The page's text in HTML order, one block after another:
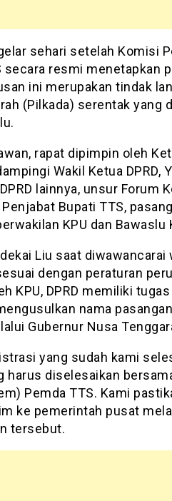
sehari setelah Komisi
secara resmi menetapkan
ini merupakan tindak
(Pilkada) serentak yang
rapat dipimpin oleh
Wakil Ketua DPRD,
lainnya, unsur Forum
Bupati TTS,
KPU dan Bawaslu
Liu saat diwawancarai
dengan peraturan
KPU, DPRD memiliki
nama
Gubernur Nusa
yang sudah kami
harus diselesaikan
Pemda TTS. Kami
ke pemerintah pusat
tersebut.